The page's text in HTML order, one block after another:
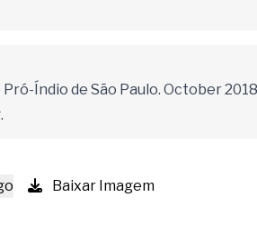
Índio de São Paulo. October
Baixar Imagem